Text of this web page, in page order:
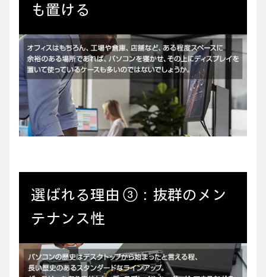
も置ける
選ばれる理由 ③：抜群のメン
テナンス性